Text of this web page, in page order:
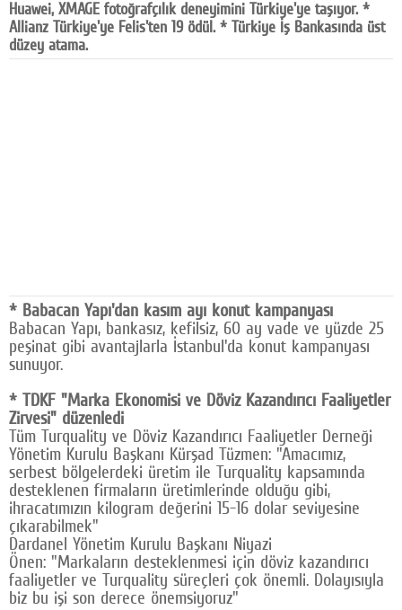
Facebook
Diziler
SOSYAL MEDYA
Facebook
Google Plus
© 2026 TÜM HAKLARI SAKLIDIR
Huawei, XMAGE fotoğrafçılık deneyimini Türkiye'ye taşıyor. *
Allianz Türkiye'ye Felis'ten 19 ödül. * Türkiye İş Bankasında üst
düzey atama.
* Babacan Yapı'dan kasım ayı konut kampanyası
Babacan Yapı, bankasız, kefilsiz, 60 ay vade ve yüzde 25
peşinat gibi avantajlarla İstanbul'da konut kampanyası
sunuyor.
* TDKF "Marka Ekonomisi ve Döviz Kazandırıcı Faaliyetler
Zirvesi" düzenledi
Tüm Turquality ve Döviz Kazandırıcı Faaliyetler Derneği
Yönetim Kurulu Başkanı Kürşad Tüzmen: "Amacımız,
serbest bölgelerdeki üretim ile Turquality kapsamında
desteklenen firmaların üretimlerinde olduğu gibi,
ihracatımızın kilogram değerini 15-16 dolar seviyesine
çıkarabilmek"
Dardanel Yönetim Kurulu Başkanı Niyazi
Önen: "Markaların desteklenmesi için döviz kazandırıcı
faaliyetler ve Turquality süreçleri çok önemli. Dolayısıyla
biz bu işi son derece önemsiyoruz"